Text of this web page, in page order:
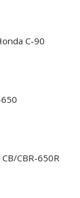
C-90
CBR-650R